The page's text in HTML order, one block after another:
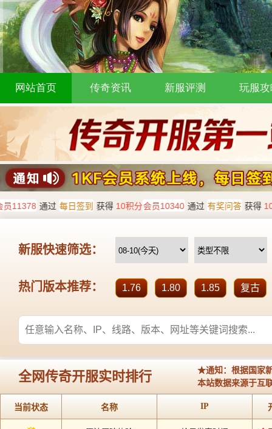
网站首页 传奇资讯 新服评测 玩服